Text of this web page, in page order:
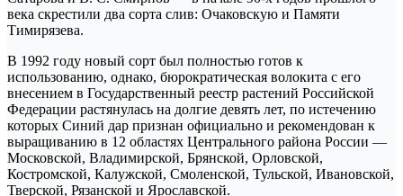
века скрестили два сорта слив: Очаковскую и Памяти
Тимирязева.
В 1992 году новый сорт был полностью готов к
использованию, однако, бюрократическая волокита с его
внесением в Государственный реестр растений Российской
Федерации растянулась на долгие девять лет, по истечению
которых Синий дар признан официально и рекомендован к
выращиванию в 12 областях Центрального района России —
Московской, Владимирской, Брянской, Орловской,
Костромской, Калужской, Смоленской, Тульской, Ивановской,
Тверской, Рязанской и Ярославской.